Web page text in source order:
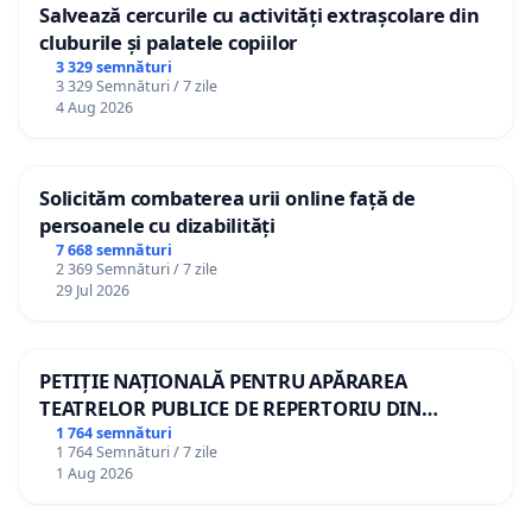
Salvează cercurile cu activități extrașcolare din
cluburile și palatele copiilor
3 329 semnături
3 329 Semnături / 7 zile
4 Aug 2026
Solicităm combaterea urii online față de
persoanele cu dizabilități
7 668 semnături
2 369 Semnături / 7 zile
29 Jul 2026
PETIȚIE NAȚIONALĂ PENTRU APĂRAREA
TEATRELOR PUBLICE DE REPERTORIU DIN
ROMÂNIA
1 764 semnături
1 764 Semnături / 7 zile
1 Aug 2026